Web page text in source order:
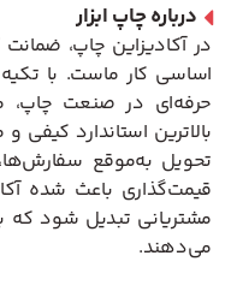
درباره چاپ ابزار
در آکادیزاین چاپ،
اساسی کار ماست. با
حرفه‌ای در صنعت چاپ،
بالاترین استاندارد
تحویل به‌موقع
قیمت‌گذاری باعث شده
مشتریانی تبدیل شود که
می‌دهند.